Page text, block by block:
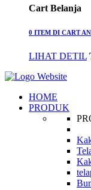
Cart Belanja
0 ITEM DI CART
LIHAT DETIL
HOME
PRODUK